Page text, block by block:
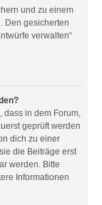
und zu einem
Den gesicherten
verwalten“
in dem Forum,
geprüft werden
dich zu einer
die Beiträge erst
werden. Bitte
Informationen